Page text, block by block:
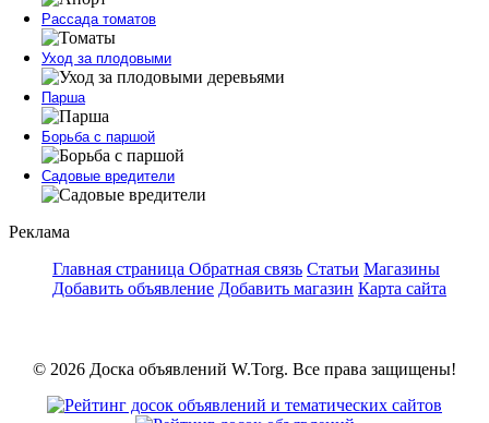
Рассада томатов
Уход за плодовыми
Парша
Борьба с паршой
Садовые вредители
Реклама
Главная страница Обратная связь Статьи Магазины
Добавить объявление Добавить магазин Карта сайта
© 2026 Доска объявлений W.Torg. Все права защищены!